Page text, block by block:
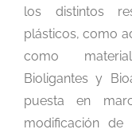
los distintos
plásticos, como
como
Bioligantes y
puesta en
modificación